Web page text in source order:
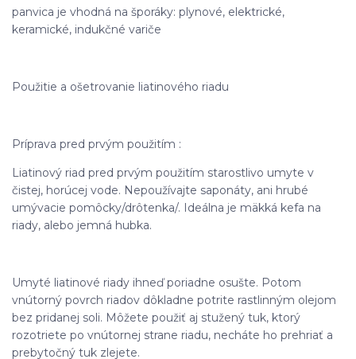
panvica je vhodná na šporáky: plynové, elektrické,
keramické, indukčné variče
Použitie a ošetrovanie liatinového riadu
Príprava pred prvým použitím :
Liatinový riad pred prvým použitím starostlivo umyte v
čistej, horúcej vode. Nepoužívajte saponáty, ani hrubé
umývacie pomôcky/drôtenka/. Ideálna je mäkká kefa na
riady, alebo jemná hubka.
Umyté liatinové riady ihneď poriadne osušte. Potom
vnútorný povrch riadov dôkladne potrite rastlinným olejom
bez pridanej soli. Môžete použiť aj stužený tuk, ktorý
rozotriete po vnútornej strane riadu, necháte ho prehriať a
prebytočný tuk zlejete.